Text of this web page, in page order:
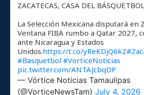
ZACATECAS, CASA DEL BÁSQUETBOL
La Selección Mexicana disputará en
Ventana FIBA rumbo a Qatar 2027,
ante Nicaragua y Estados
Unidos.https://t.co/yReKDjQ6kZ
#Basquetbol #VorticeNoticias
pic.twitter.com/ANTAJcbqDP
— Vórtice Noticias Tamaulipas
(@VorticeNewsTam)July 4, 2026